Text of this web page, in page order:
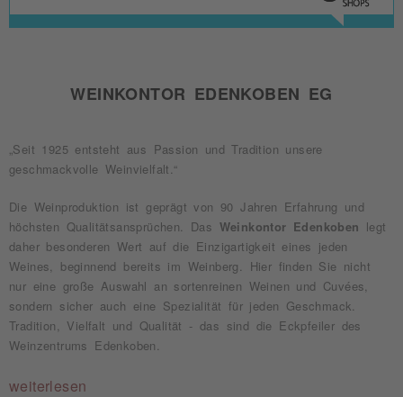
WEINKONTOR EDENKOBEN EG
„Seit 1925 entsteht aus Passion und Tradition unsere
geschmackvolle Weinvielfalt.“
Die Weinproduktion ist geprägt von 90 Jahren Erfahrung und
höchsten Qualitätsansprüchen. Das Weinkontor Edenkoben
legt
daher besonderen Wert auf die Einzigartigkeit eines jeden
Weines, beginnend bereits im Weinberg. Hier finden Sie nicht
nur eine große Auswahl an sortenreinen Weinen und Cuvées,
sondern sicher auch eine Spezialität für jeden Geschmack.
Tradition, Vielfalt und Qualität - das sind die Eckpfeiler des
Weinzentrums Edenkoben.
weiterlesen